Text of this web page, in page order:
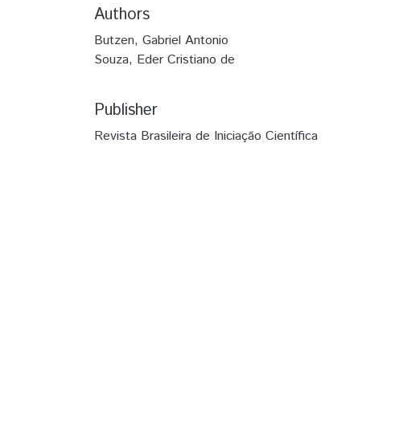
Authors
Butzen, Gabriel Antonio
Souza, Eder Cristiano de
Publisher
Revista Brasileira de Iniciação Científica